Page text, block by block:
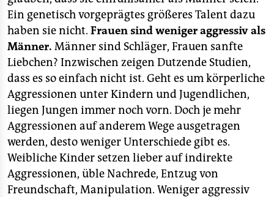
Ein genetisch vorgeprägtes größeres Talent dazu
haben sie nicht. Frauen sind weniger aggressiv als
Männer. Männer sind Schläger, Frauen sanfte
Liebchen? Inzwischen zeigen Dutzende Studien,
dass es so einfach nicht ist. Geht es um körperliche
Aggressionen unter Kindern und Jugendlichen,
liegen Jungen immer noch vorn. Doch je mehr
Aggressionen auf anderem Wege ausgetragen
werden, desto weniger Unterschiede gibt es.
Weibliche Kinder setzen lieber auf indirekte
Aggressionen, üble Nachrede, Entzug von
Freundschaft, Manipulation. Weniger aggressiv